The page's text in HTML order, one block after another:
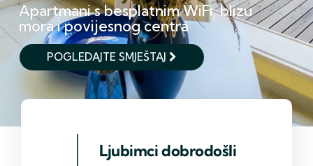
POGLEDAJTE SMJEŠTAJ
Apartmani s besplatnim WiFi, blizu
mora i povijesnog centra
Ljubimci dobrodošli